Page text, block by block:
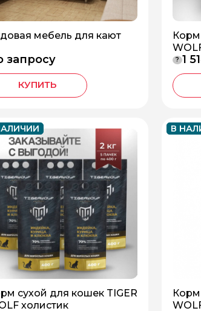
мебель для кают
запросу
КУПИТЬ
Корм
? 1
сухой для кошек TIGER
холистик
В
Корм